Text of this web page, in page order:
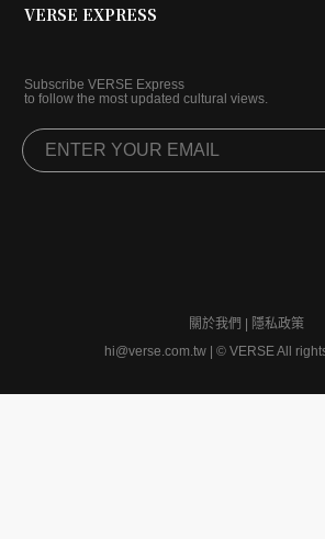
VERSE EXPRESS
Subscribe VERSE Express
to follow the most updated cultural views.
關於我們
隱私政策
hi@verse.com.tw
© VERSE All